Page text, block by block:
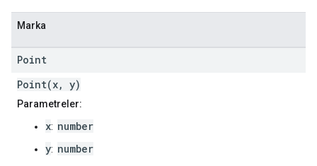
Marka
Point
Point(x, y)
Parametreler:
x: number
y: number